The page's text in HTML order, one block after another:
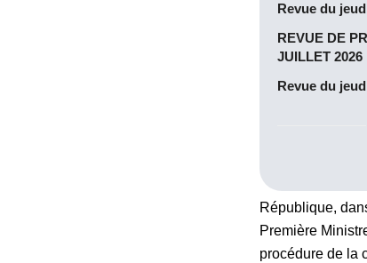
Revue du
REVUE DE
JUILLET 2026
Revue du
République,
Première
procédure de la